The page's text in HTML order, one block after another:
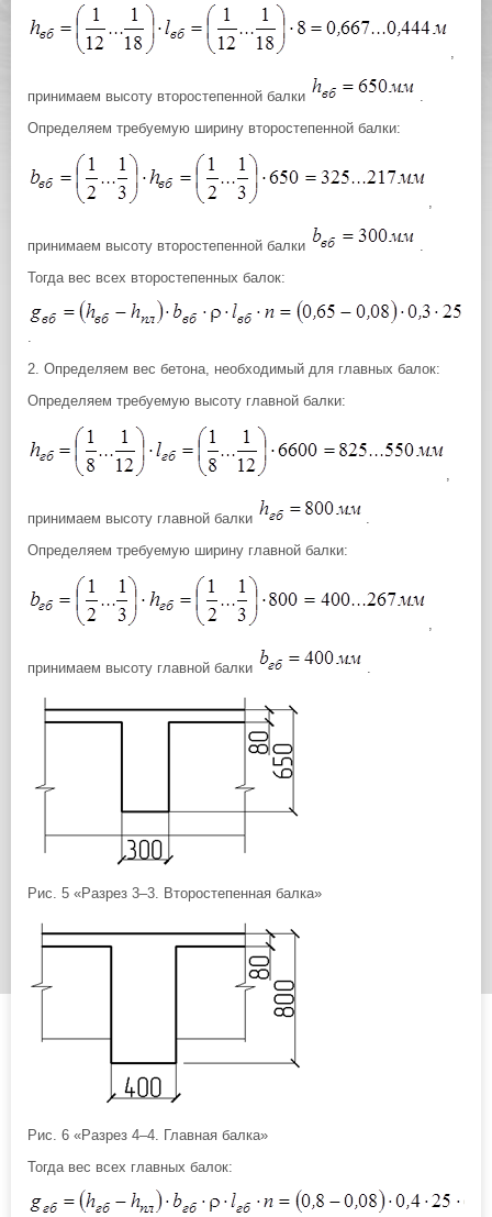
,
принимаем высоту второстепенной балки
.
Определяем требуемую ширину второстепенной балки:
,
принимаем высоту второстепенной балки
.
Тогда вес всех второстепенных балок:
.
2. Определяем вес бетона, необходимый для главных балок:
Определяем требуемую высоту главной балки:
,
принимаем высоту главной балки
.
Определяем требуемую ширину главной балки:
,
принимаем высоту главной балки .
Рис. 5 «Разрез 3–3. Второстепенная балка»
Рис. 6 «Разрез 4–4. Главная балка»
Тогда вес всех главных балок: